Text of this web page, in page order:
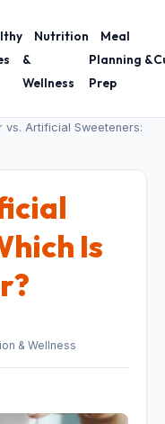
Nutrition
&
Wellness
Meal
Planning &
Prep
vs. Artificial Sweeteners:
Is
& Wellness